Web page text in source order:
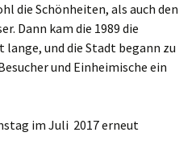
die Schönheiten, als auch den
Dann kam die 1989 die
lange, und die Stadt begann zu
und Einheimische ein
im Juli 2017 erneut